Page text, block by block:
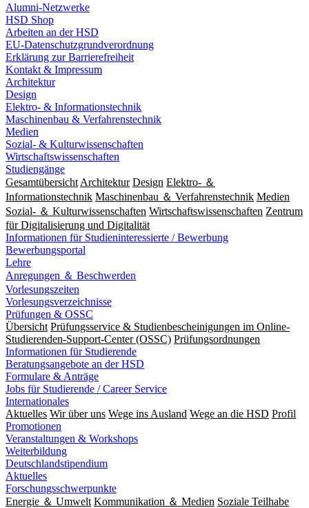
Alumni-Netzwerke
HSD Shop
Arbeiten an der HSD
EU-Datenschutzgrundverordnung
Erklärung zur Barrierefreiheit
Kontakt & Impressum
Architektur
Design
Elektro- & Informationstechnik
Maschinenbau & Verfahrenstechnik
Medien
Sozial- & Kulturwissenschaften
Wirtschaftswissenschaften
Studiengänge
Gesamtübersicht Architektur Design Elektro- ＆
Informationstechnik Maschinenbau ＆ Verfahrenstechnik Medien
Sozial- ＆ Kulturwissenschaften Wirtschaftswissenschaften Zentrum
für Digitalisierung und Digitalität
Informationen für Studieninteressierte / Bewerbung
Bewerbungsportal
Lehre
Anregungen ＆ Beschwerden
Vorlesungszeiten
Vorlesungsverzeichnisse
Prüfungen & OSSC
Übersicht Prüfungsservice & Studienbescheinigungen im Online-
Studierenden-Support-Center (OSSC) Prüfungsordnungen
Informationen für Studierende
Beratungsangebote an der HSD
Formulare & Anträge
Jobs für Studierende / Career Service
Internationales
Aktuelles Wir über uns Wege ins Ausland Wege an die HSD Profil
Promotionen
Veranstaltungen & Workshops
Weiterbildung
Deutschlandstipendium
Aktuelles
Forschungsschwerpunkte
Energie ＆ Umwelt Kommunikation ＆ Medien Soziale Teilhabe